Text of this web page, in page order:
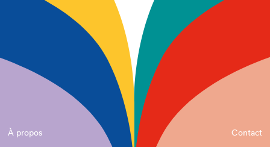
À propos
Contact